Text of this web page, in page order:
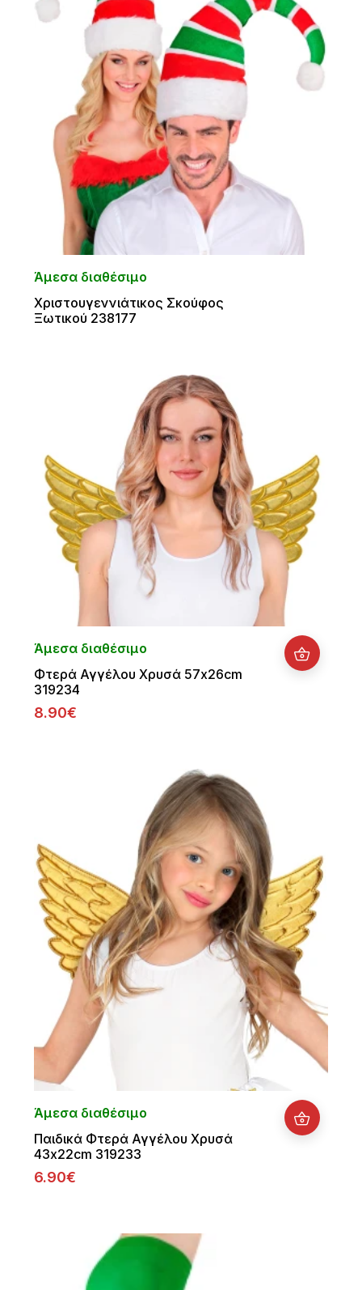
Άμεσα διαθέσιμο
Χριστουγεννιάτικος Σκούφος
Ξωτικού 238177
Άμεσα διαθέσιμο
Φτερά Αγγέλου Χρυσά 57x26cm
319234
8.90€
Άμεσα διαθέσιμο
Παιδικά Φτερά Αγγέλου Χρυσά
43x22cm 319233
6.90€